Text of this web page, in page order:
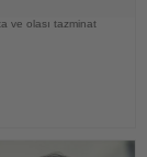
ve olası tazminat